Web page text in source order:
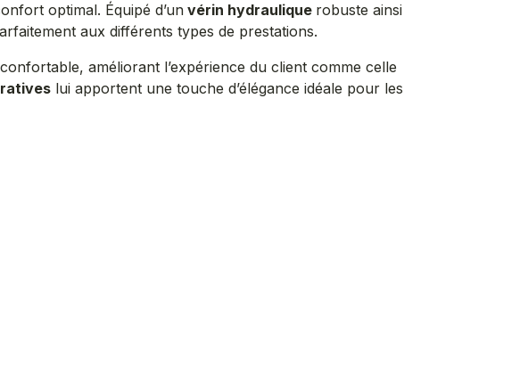
optimal. Équipé d’un vérin hydraulique robuste ainsi
aux différents types de prestations.
améliorant l’expérience du client comme celle
lui apportent une touche d’élégance idéale pour les